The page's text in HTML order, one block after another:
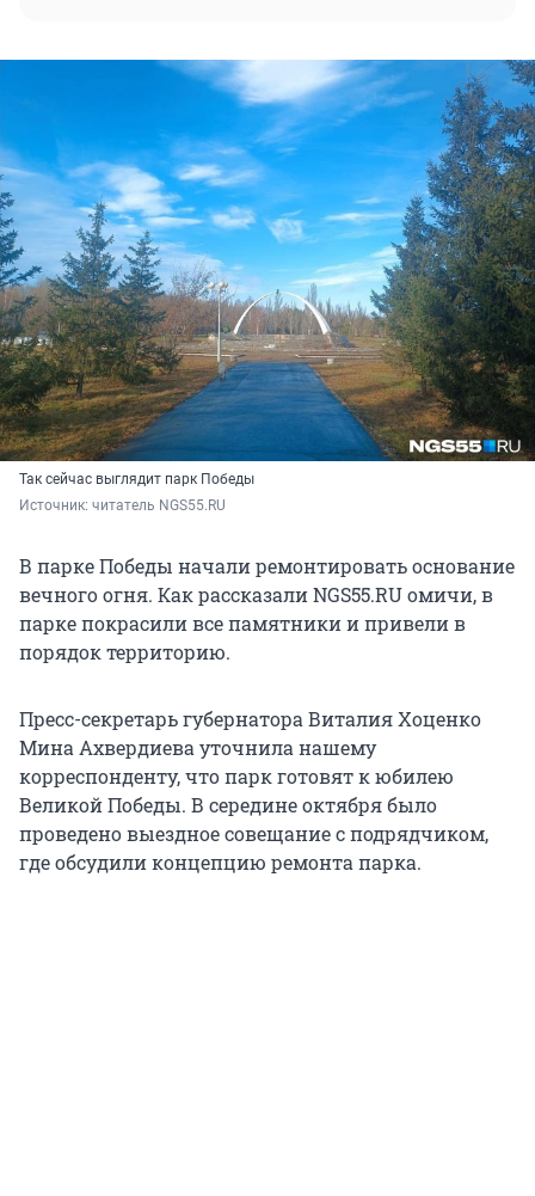
Так сейчас выглядит парк Победы
Источник: читатель NGS55.RU
В парке Победы начали ремонтировать основание
вечного огня. Как рассказали NGS55.RU омичи, в
парке покрасили все памятники и привели в
порядок территорию.
Пресс-секретарь губернатора Виталия Хоценко
Мина Ахвердиева уточнила нашему
корреспонденту, что парк готовят к юбилею
Великой Победы. В середине октября было
проведено выездное совещание с подрядчиком,
где обсудили концепцию ремонта парка.